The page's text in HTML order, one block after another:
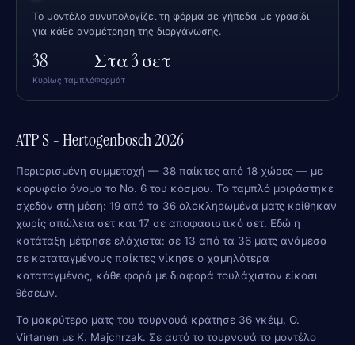
Το μοντέλο συνυπολογίζει τη φόρμα σε γήπεδα με γρασίδι
για κάθε αναμέτρηση της διοργάνωσης.
38
Κυρίως ταμπλό
Στα 3 σετ
Φορμάτ
ATP S - Hertogenbosch 2026
Περιορισμένη συμμετοχή — 38 παίκτες από 18 χώρες — με
κορυφαίο όνομα το Νο. 6 του κόσμου. Το ταμπλό μοιράστηκε
σχεδόν στη μέση: 19 από τα 36 ολοκληρωμένα ματς κρίθηκαν
χωρίς απώλεια σετ και 17 σε αποφασιστικό σετ. Εδώ η
κατάταξη μέτρησε ελάχιστα: σε 13 από τα 36 ματς ανάμεσα
σε καταταγμένους παίκτες νίκησε ο χαμηλότερα
καταταγμένος, κάθε φορά με διαφορά τουλάχιστον είκοσι
θέσεων.
Το μακρύτερο ματς του τουρνουά κράτησε 36 γκέιμ, O.
Virtanen με K. Majchrzak. Σε αυτό το τουρνουά το μοντέλο